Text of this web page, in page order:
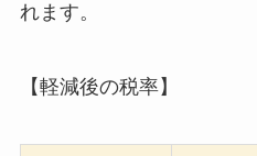
れます。
【軽減後の税率】